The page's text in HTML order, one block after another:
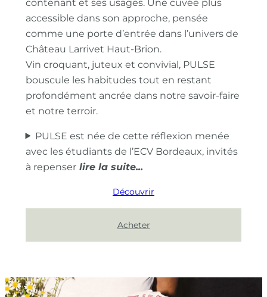
contenant et ses usages. Une cuvée plus
accessible dans son approche, pensée
comme une porte d’entrée dans l’univers de
Château Larrivet Haut-Brion.
Vin croquant, juteux et convivial, PULSE
bouscule les habitudes tout en restant
profondément ancrée dans notre savoir-faire
et notre terroir.
PULSE est née de cette réflexion menée
avec les étudiants de l’ECV Bordeaux, invités
à repenser
Découvrir
Acheter